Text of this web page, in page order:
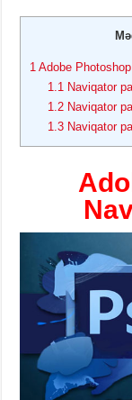
1 Adobe
1.1 Naviqator
1.2 Naviqator
1.3 Naviqator